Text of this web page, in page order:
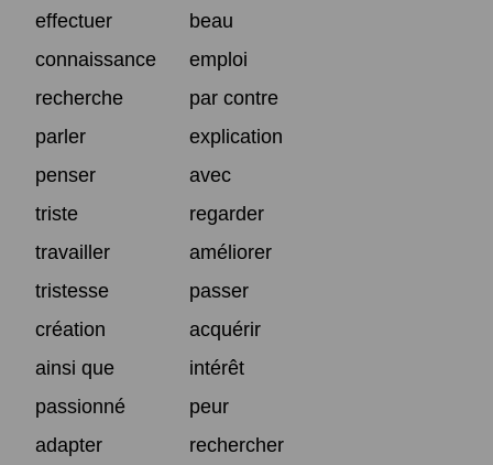
effectuer
beau
connaissance
emploi
recherche
par contre
parler
explication
penser
avec
triste
regarder
travailler
améliorer
tristesse
passer
création
acquérir
ainsi que
intérêt
passionné
peur
adapter
rechercher